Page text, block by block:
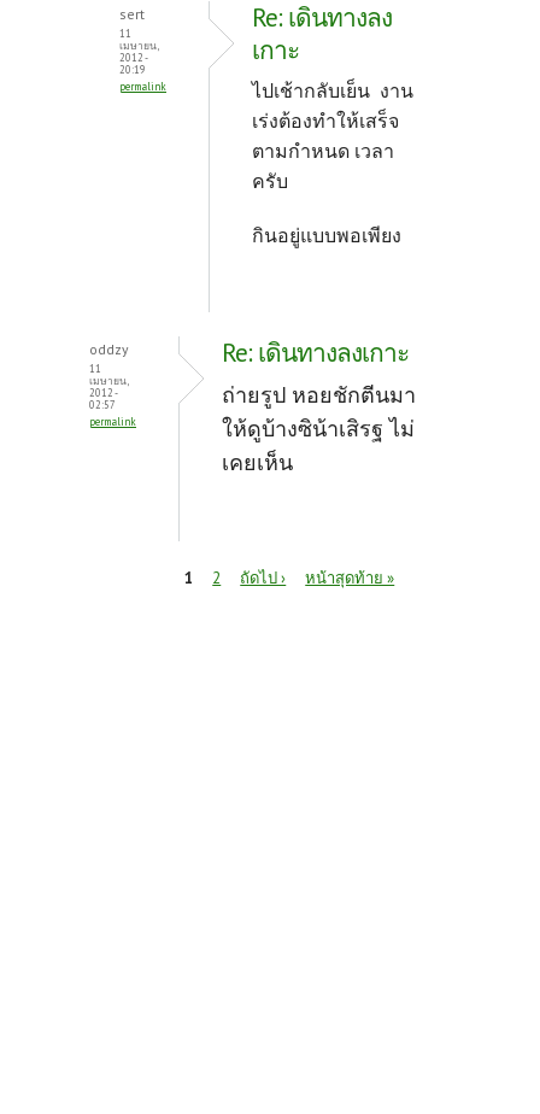
sert
11
เมษายน,
2012 -
20:19
permalink
Re: เดินทางลง
เกาะ
ไปเช้ากลับเย็น งาน
เร่งต้องทำให้เสร็จ
ตามกำหนด เวลา
ครับ
กินอยู่แบบพอเพียง
oddzy
11
เมษายน,
2012 -
02:57
permalink
Re: เดินทางลงเกาะ
ถ่ายรูป หอยชักตีนมา
ให้ดูบ้างซิน้าเสิรฐ ไม่
เคยเห็น
1 2 ถัดไป › หน้าสุดท้าย »